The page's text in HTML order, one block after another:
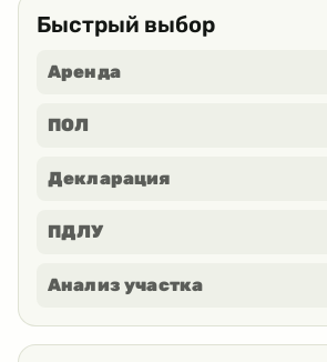
Быстрый выбор
Аренда
ПОЛ
Декларация
ПДЛУ
Анализ участка